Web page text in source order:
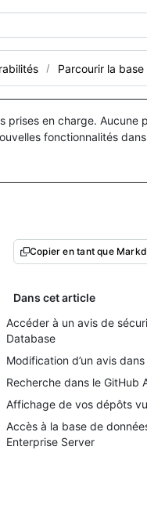
Parcourir la
prises en charge. Aucune
fonctionnalités
Copier en tant que
Dans cet article
Accéder à un avis de
Database
Modification d’un avis
Recherche dans le GitHub
Affichage de vos dépôts
Accès à la base de
Enterprise Server